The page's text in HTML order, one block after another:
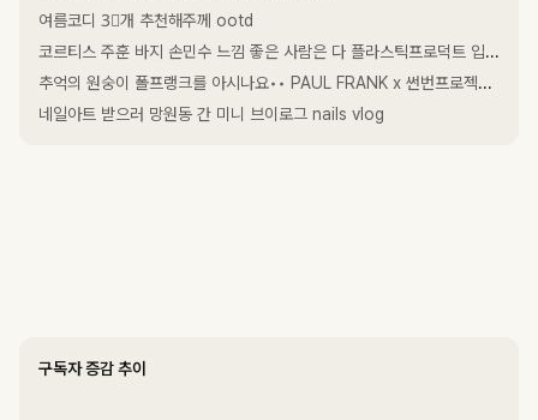
여름코디 3⃣개 추천해주께 ootd
코르티스 주훈 바지 손민수 느낌 좋은 사람은 다 플라스틱프로덕트 입더라 •• 코르티스 cortis 데님
추억의 원숭이 폴프랭크를 아시나요•• PAUL FRANK x 썬번프로젝트 언박싱 unboxing shopping
네일아트 받으러 망원동 간 미니 브이로그 nails vlog
구독자 증감 추이